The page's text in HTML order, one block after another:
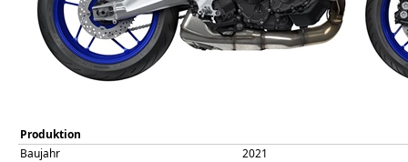
Produktion
Baujahr
2021